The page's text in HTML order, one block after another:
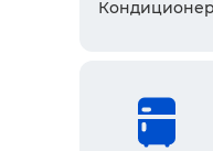
Кондиционер